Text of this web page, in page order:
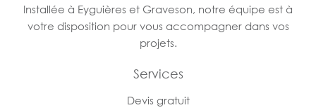
Installée à Eyguières et Graveson, notre équipe est à
votre disposition pour vous accompagner dans vos
projets.
Services
Devis gratuit